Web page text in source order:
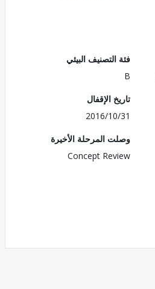
فئة التصنيف البيئي
تاريخ الإقفال
2016/10/31
وصلت المرحلة الأخيرة
Concept Review